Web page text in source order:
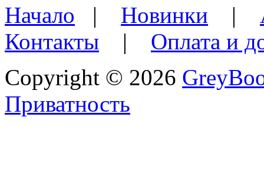
Начало | Новинки |
Контакты | Оплата и
Copyright © 2026
Приватность